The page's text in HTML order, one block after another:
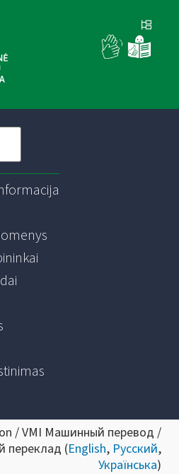
/ VMI Машинный перевод /
переклад (English, Русский,
Українська)